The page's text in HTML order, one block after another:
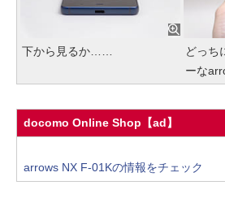
下から見るか……
どっち
ーな
docomo Online Shop【ad】
arrows NX F-01Kの情報をチェック